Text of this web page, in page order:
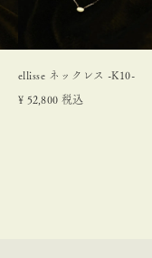
ellisse ネックレス -K10-
¥ 52,800 税込